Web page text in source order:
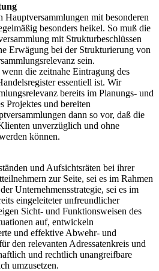
mit besonderen
besonders heikel. So muß die
mit Strukturbeschlüssen
Erwägung bei der Strukturierung von
sein.
die zeitnahe Eintragung des
essentiell ist. Wir
bereits im Planungs- und
Projektes und bereiten
dann so vor, daß die
unverzüglich und ohne
können.
und Aufsichtsräten bei ihrer
zur Seite, sei es im Rahmen
Unternehmensstrategie, sei es im
eingeleiteter unfreundlicher
Sicht- und Funktionsweisen des
auf, entwickeln
und effektive Abwehr- und
den relevanten Adressatenkreis und
und rechtlich unangreifbare
umzusetzen.